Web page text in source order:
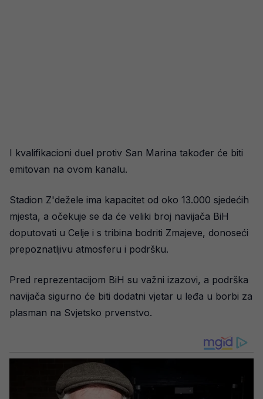
I kvalifikacioni duel protiv San Marina također će biti
emitovan na ovom kanalu.
Stadion Z'dežele ima kapacitet od oko 13.000 sjedećih
mjesta, a očekuje se da će veliki broj navijača BiH
doputovati u Celje i s tribina bodriti Zmajeve, donoseći
prepoznatljivu atmosferu i podršku.
Pred reprezentacijom BiH su važni izazovi, a podrška
navijača sigurno će biti dodatni vjetar u leđa u borbi za
plasman na Svjetsko prvenstvo.